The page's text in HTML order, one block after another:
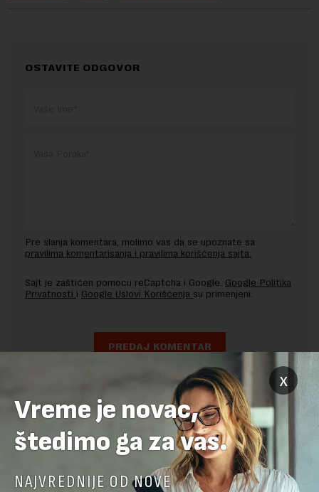
OSTAVITE ODGOVOR
Pre slanja komentara, molimo vas da se upoznate sa
pravilima komentarisanja i pravilima korišćenja sajta.
Sajt je zaštićen pomocu reCaptcha i Google. Google Politika
Privatnosti i Google Uslovi Korišćenja su primenjeni.
x
Vreme je novac,
štedimo ga za vas.
NAJVREDNIJE OD NOVE